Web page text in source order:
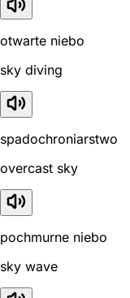
otwarte niebo
sky diving
spadochroniarstwo
overcast sky
pochmurne niebo
sky wave